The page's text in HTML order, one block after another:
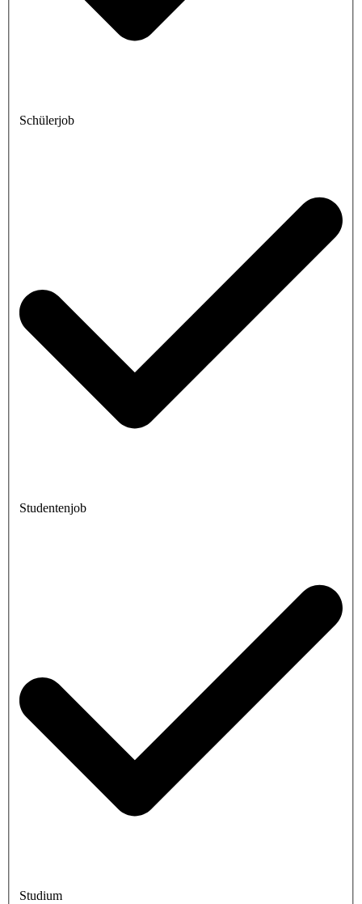
Schülerjob
Studentenjob
Studium